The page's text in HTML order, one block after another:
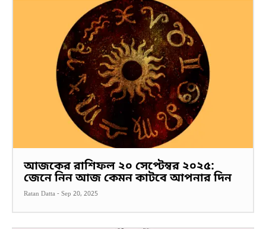
আজকের রাশিফল ২০ সেপ্টেম্বর ২০২৫:
জেনে নিন আজ কেমন কাটবে আপনার দিন
Ratan Datta - Sep 20, 2025